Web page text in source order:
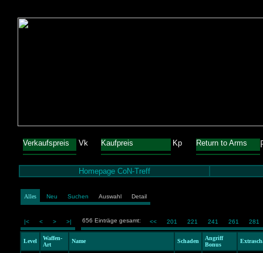
Verkaufspreis Vk Kaufpreis Kp Return to Arms
Homepage CoN-Treff
Alles Neu Suchen Auswahl Detail
|< < > >| 656 Einträge gesamt: << 201 221 241 261 281
Level
Waffen-
Art
Name Schaden
Angriff
Bonus